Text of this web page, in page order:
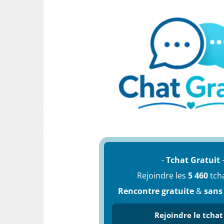
-Tchat Gratuit
Rejoindre les 5 460
Rencontre gratuite &
Rejoindre le tchat